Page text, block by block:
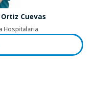
Cuevas
Hospitalaria